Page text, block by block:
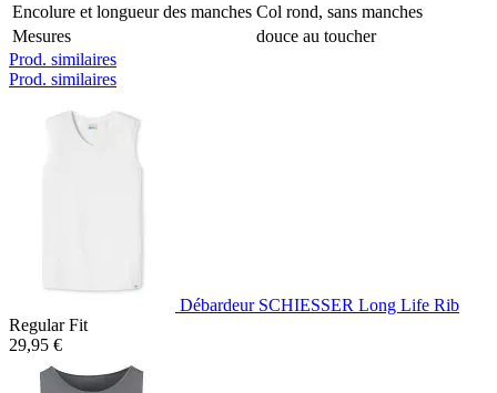
Encolure et longueur des manches Col rond, sans manches
Mesures
douce au toucher
Prod. similaires
Prod. similaires
Débardeur SCHIESSER Long Life Rib
Regular Fit
29,95 €